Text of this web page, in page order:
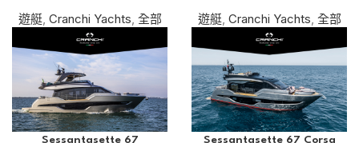
遊艇, Cranchi Yachts, 全部 遊艇, Cranchi Yachts, 全部
Sessantasette 67 Sessantasette 67 Corsa